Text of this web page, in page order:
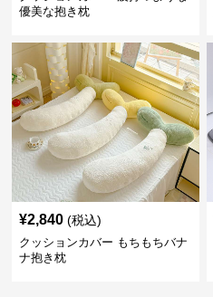
優美な抱き枕
¥2,840 (税込)
クッションカバー もちもちバナ
ナ抱き枕